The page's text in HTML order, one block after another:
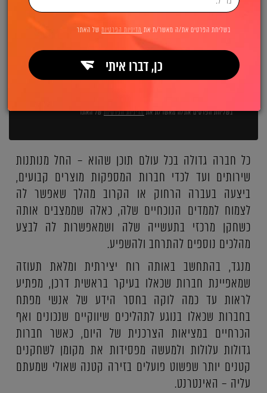
בשליחת הפרטים את/ה מאשר/ת אתמדיניות הפרטיותשל האתר
כל חברה גדולה בכל עולם תוכן שהוא – החל מנותנות
שירותים ועד לכדי חברות המספקות מוצרים קבועים,
ביצעה בעברה הרחוק או הקרוב מהלך שאפשר לה
לצמוח לממדים הנוכחיים שלה, כאלה שממצבים אותה
כשחקן מרכזי בתעשייה שלה ושמאפשרות לה לבצע
מהלכים נוספים להתרחב ולהשפיע.
מנגד, בהתחשב באותה רוח יצירתית ומלאת תעוזה
שמאפיינת חברות שכאלו בעיקר בראשית דרכן, מפתיע
לראות עד כמה לוקה בחסר הידע של אנשי מפתח
בחברות שכאלו בנוגע לתהליכים שיווקיים שנכונים ואף
הכרחיים במציאות הצרכנית של היום, כאשר חברות
גדולות עלולות ולמעשה מפסידות את מקומן לשחקנים
קטנים יותר שפשוט פועלים בזירה קטנה שאולי שמעתם
עליה – האינטרנט.
בשליחת הפרטים את/ה מאשר/ת את מדיניות הפרטיותשל האתר
כן, דברו איתי